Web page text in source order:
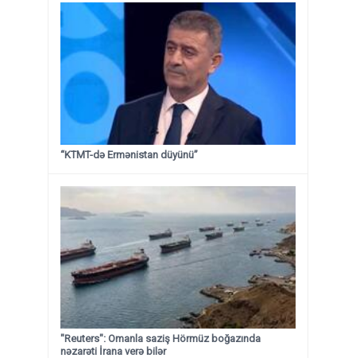
“KTMT-də Ermənistan düyünü”
"Reuters": Omanla saziş Hörmüz boğazında
nəzarəti İrana verə bilər